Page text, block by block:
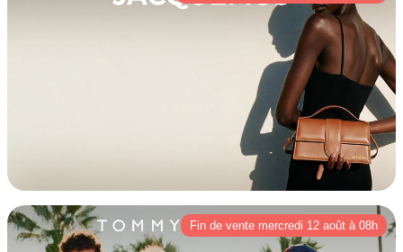
Fin de vente mercredi 12 août à 08h